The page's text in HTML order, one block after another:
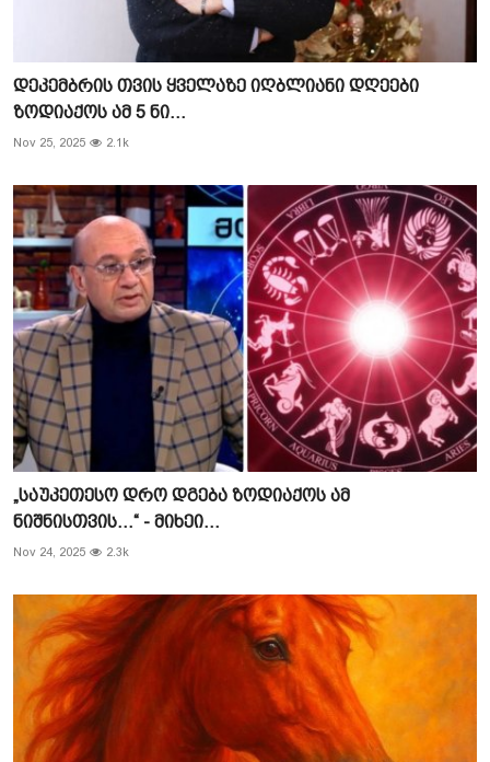
დეკემბრის თვის ყველაზე იღბლიანი დღეები
ზოდიაქოს ამ 5 ნი...
Nov 25, 2025 2.1k
„საუკეთესო დრო დგება ზოდიაქოს ამ
ნიშნისთვის...“ - მიხეი...
Nov 24, 2025 2.3k